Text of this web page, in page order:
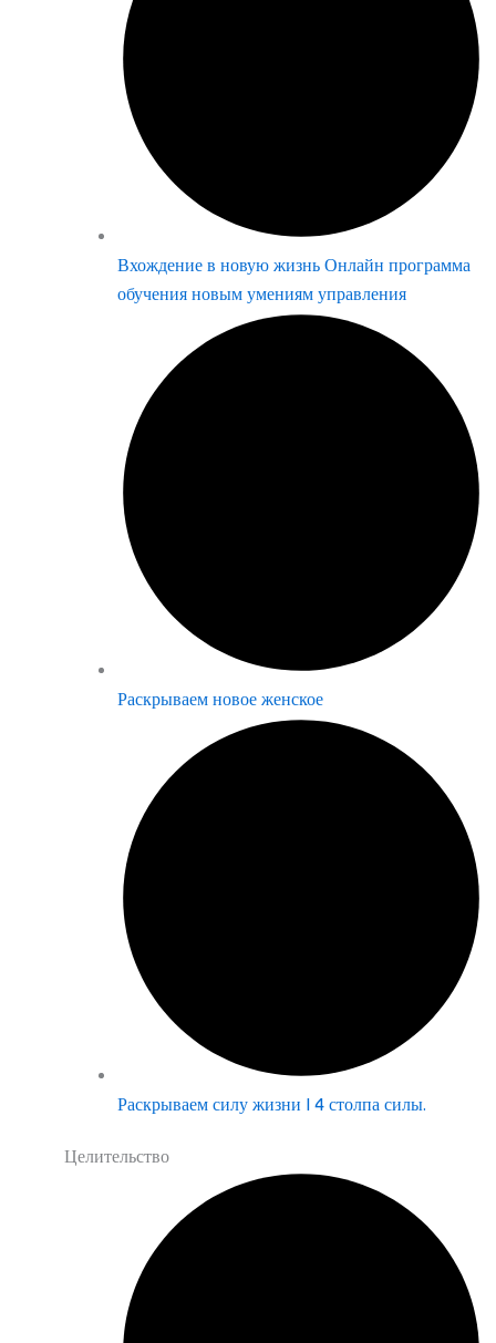
Вхождение в новую жизнь Онлайн программа
обучения новым умениям управления
Раскрываем новое женское
Раскрываем силу жизни | 4 столпа силы.
Целительство